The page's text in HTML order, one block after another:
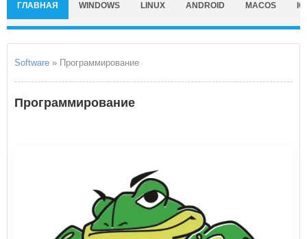
ГЛАВНАЯ WINDOWS LINUX ANDROID MACOS
Software » Программирование
Программирование